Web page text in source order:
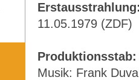
11.05.1979 (ZDF)
Produktionsstab:
Musik: Frank